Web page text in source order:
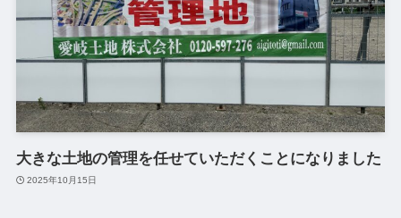
大きな土地の管理を任せていただくことになりました
2025年10月15日